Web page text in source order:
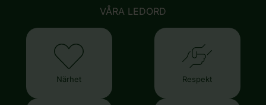
VÅRA LEDORD
Närhet Respekt